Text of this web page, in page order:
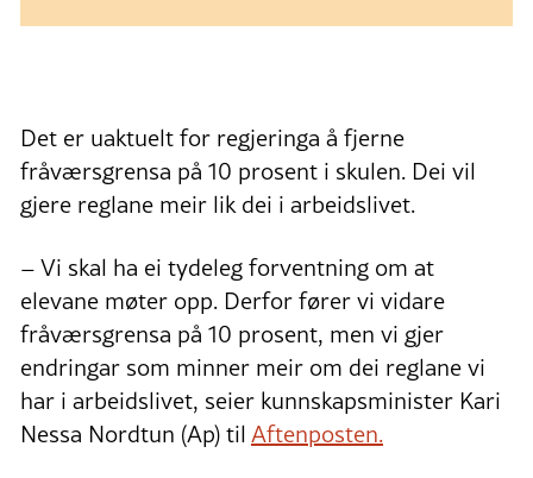
Det er uaktuelt for regjeringa å fjerne
fråværsgrensa på 10 prosent i skulen. Dei vil
gjere reglane meir lik dei i arbeidslivet.
– Vi skal ha ei tydeleg forventning om at
elevane møter opp. Derfor fører vi vidare
fråværsgrensa på 10 prosent, men vi gjer
endringar som minner meir om dei reglane vi
har i arbeidslivet, seier kunnskapsminister Kari
Nessa Nordtun (Ap) tilAftenposten.